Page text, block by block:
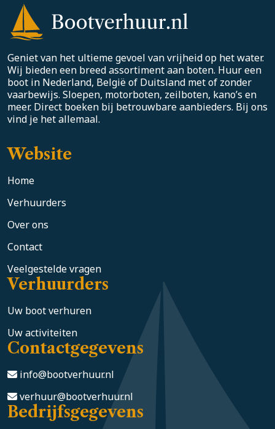
Geniet van het ultieme gevoel van vrijheid op het water.
Wij bieden een breed assortiment aan boten. Huur een
boot in Nederland, België of Duitsland met of zonder
vaarbewijs. Sloepen, motorboten, zeilboten, kano’s en
meer. Direct boeken bij betrouwbare aanbieders. Bij ons
vind je het allemaal.
Website
Home
Verhuurders
Over ons
Contact
Veelgestelde vragen
Verhuurders
Uw boot verhuren
Uw activiteiten
Contactgegevens
info@bootverhuur.nl
verhuur@bootverhuur.nl
Bedrijfsgegevens